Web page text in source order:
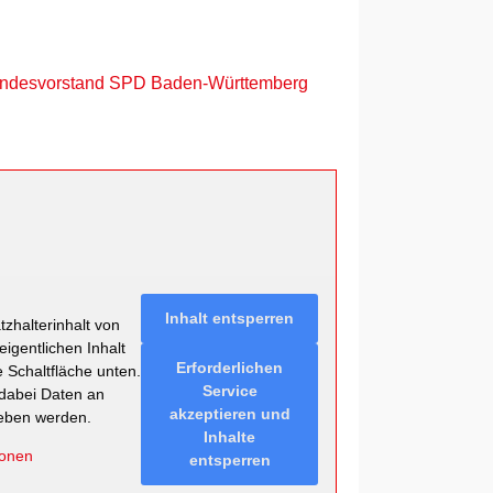
SPD Baden-Württemberg
von
Inhalt
unten.
Daten an
werden.
Inhalt entsperren
Erforderlichen
Service
akzeptieren und
Inhalte
entsperren